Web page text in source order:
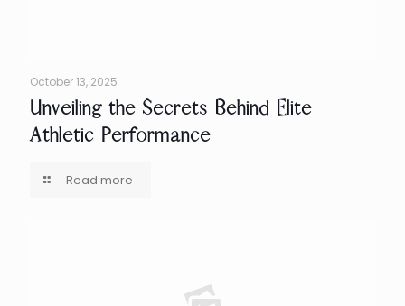
October 13, 2025
Unveiling the Secrets Behind Elite
Athletic Performance
Read more